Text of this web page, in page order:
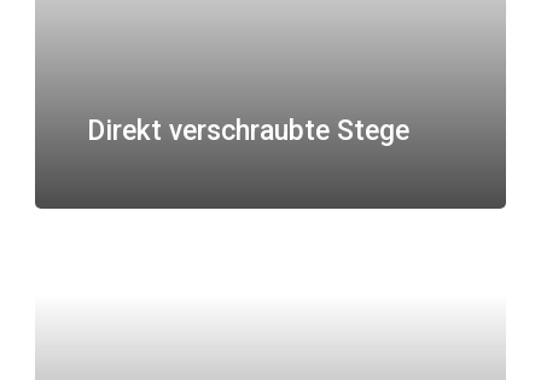
Direkt verschraubte Stege